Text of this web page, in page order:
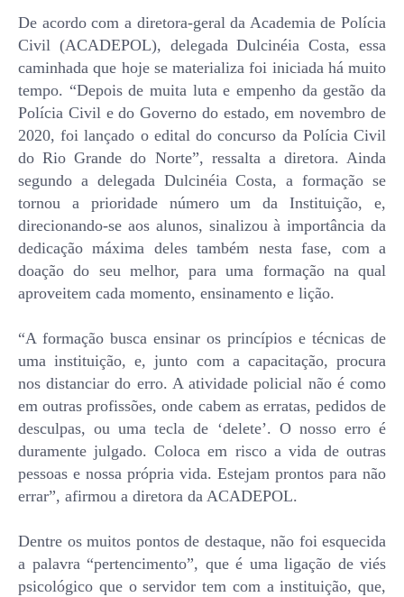
De acordo com a diretora-geral da Academia de Polícia
Civil (ACADEPOL), delegada Dulcinéia Costa, essa
caminhada que hoje se materializa foi iniciada há muito
tempo. “Depois de muita luta e empenho da gestão da
Polícia Civil e do Governo do estado, em novembro de
2020, foi lançado o edital do concurso da Polícia Civil
do Rio Grande do Norte”, ressalta a diretora. Ainda
segundo a delegada Dulcinéia Costa, a formação se
tornou a prioridade número um da Instituição, e,
direcionando-se aos alunos, sinalizou à importância da
dedicação máxima deles também nesta fase, com a
doação do seu melhor, para uma formação na qual
aproveitem cada momento, ensinamento e lição.
“A formação busca ensinar os princípios e técnicas de
uma instituição, e, junto com a capacitação, procura
nos distanciar do erro. A atividade policial não é como
em outras profissões, onde cabem as erratas, pedidos de
desculpas, ou uma tecla de ‘delete’. O nosso erro é
duramente julgado. Coloca em risco a vida de outras
pessoas e nossa própria vida. Estejam prontos para não
errar”, afirmou a diretora da ACADEPOL.
Dentre os muitos pontos de destaque, não foi esquecida
a palavra “pertencimento”, que é uma ligação de viés
psicológico que o servidor tem com a instituição, que,